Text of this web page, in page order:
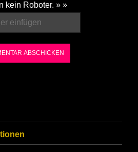
kein Roboter. » »